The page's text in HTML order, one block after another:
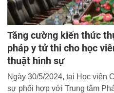
Tăng cường kiến thức
pháp y tử thi cho học
thuật hình sự
Ngày 30/5/2024, tại Học viện
sự phối hợp với Trung tâm